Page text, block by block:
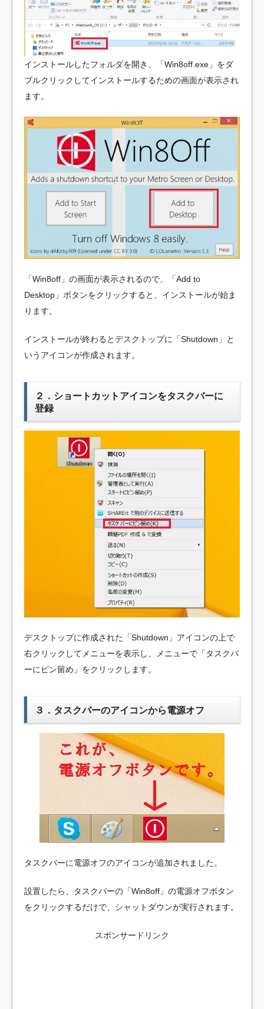
インストールしたフォルダを開き、「Win8off.exe」をダ
ブルクリックしてインストールするための画面が表示され
ます。
「Win8off」の画面が表示されるので、「Add to
Desktop」ボタンをクリックすると、インストールが始ま
ります。
インストールが終わるとデスクトップに「Shutdown」と
いうアイコンが作成されます。
２．ショートカットアイコンをタスクバーに
登録
デスクトップに作成された「Shutdown」アイコンの上で
右クリックしてメニューを表示し、メニューで「タスクバ
ーにピン留め」をクリックします。
３．タスクバーのアイコンから電源オフ
タスクバーに電源オフのアイコンが追加されました。
設置したら、タスクバーの「Win8off」の電源オフボタン
をクリックするだけで、シャットダウンが実行されます。
スポンサードリンク